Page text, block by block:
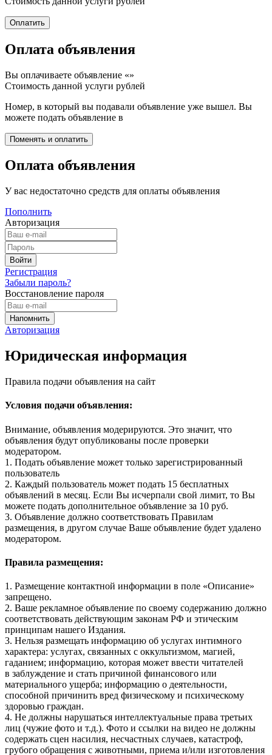
Оплата объявления
Вы оплачиваете объявление «»
Стоимость данной услуги рублей
Номер, в который вы подавали объявление уже вышел. Вы
можете подать объявление в
Оплата объявления
У вас недостаточно средств для оплаты объявления
Пополнить
Авторизация
Регистрация
Забыли пароль?
Восстановление пароля
Авторизация
Юридическая информация
Правила подачи объявления на сайт
Условия подачи объявления:
Внимание, объявления модерируются. Это значит, что
объявления будут опубликованы после проверки
модератором.
1. Подать объявление может только зарегистрированный
пользователь
2. Каждый пользователь может подать 15 бесплатных
объявлений в месяц. Если Вы исчерпали свой лимит, то Вы
можете подать дополнительное объявление за 10 руб.
3. Объявление должно соответствовать Правилам
размещения, в другом случае Ваше объявление будет удалено
модератором.
Правила размещения:
1. Размещение контактной информации в поле «Описание»
запрещено.
2. Ваше рекламное объявление по своему содержанию должно
соответствовать действующим законам РФ и этическим
принципам нашего Издания.
3. Нельзя размещать информацию об услугах интимного
характера: услугах, связанных с оккультизмом, магией,
гаданием; информацию, которая может ввести читателей
в заблуждение и стать причиной финансового или
материального ущерба; информацию о деятельности,
способной причинить вред физическому и психическому
здоровью граждан.
4. Не должны нарушаться интеллектуальные права третьих
лиц (чужие фото и т.д.). Фото и ссылки на видео не должны
содержать сцен насилия, несчастных случаев, катастроф,
грубого обращения с животными, приема и/или изготовления